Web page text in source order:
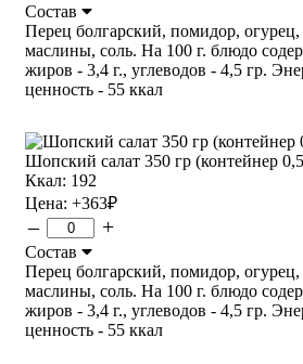
Состав
Перец болгарский, помидор,
маслины, соль. На 100 г. блюдо
жиров - 3,4 г., углеводов - 4,5 гр.
ценность - 55 ккал
Шопский салат 350 гр (контейнер
Ккал: 192
Цена: +363₽
– +
Состав
Перец болгарский, помидор,
маслины, соль. На 100 г. блюдо
жиров - 3,4 г., углеводов - 4,5 гр.
ценность - 55 ккал